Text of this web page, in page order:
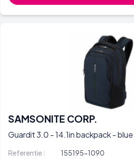
SAMSONITE CORP.
Guardit 3.0 - 14.1in backpack - blue
Referentie :
155195-1090